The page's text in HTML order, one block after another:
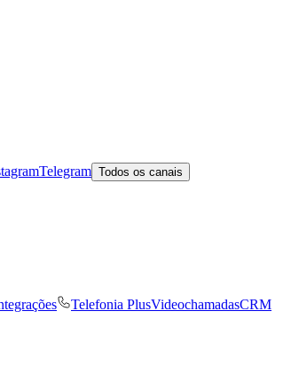
Telegram Todos os canais
Telefonia PlusVideochamadasCRM